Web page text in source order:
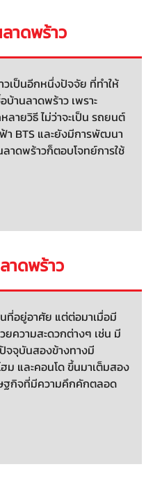
าดพร้าว
วเป็นอีกหนึ่งปัจจัย ที่ทำให้
านลาดพร้าว เพราะ
ลายวิธี ไม่ว่าจะเป็น รถยนต์
า BTS และยังมีการพัฒนา
าดพร้าวก็ตอบโจทย์การใช้
าดพร้าว
ที่อยู่อาศัย แต่ต่อมาเมื่อมี
ความสะดวกต่างๆ เช่น มี
จจุบันสองข้างทางมี
ม และคอนโด ขึ้นมาเต็มสอง
ฐกิจที่มีความคึกคักตลอด